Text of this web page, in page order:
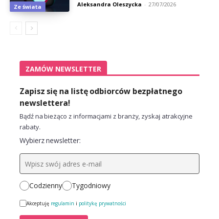
Ze świata Aleksandra Oleszycka - 27/07/2026
ZAMÓW NEWSLETTER
Zapisz się na listę odbiorców bezpłatnego
newslettera!
Bądź na bieżąco z informacjami z branży, zyskaj atrakcyjne
rabaty.
Wybierz newsletter:
Codzienny Tygodniowy
Akceptuję regulamin i politykę prywatności